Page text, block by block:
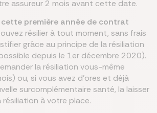
assureur 2 mois avant cette date.
cette première année de contrat
résilier à tout moment, sans frais
grâce au principe de la résiliation
depuis le 1er décembre 2020).
la résiliation vous-même
ou, si vous avez d'ores et déjà
surcomplémentaire santé, la laisser
à votre place.